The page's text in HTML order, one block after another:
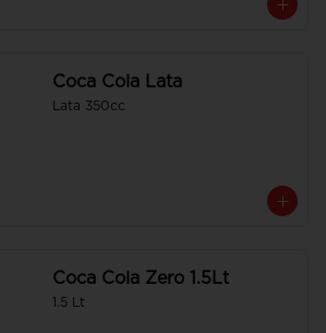
Coca Cola Lata
Lata 350cc
Coca Cola Zero 1.5Lt
1.5 Lt